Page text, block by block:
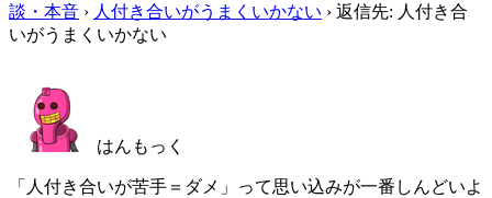
談・本音 › 人付き合いがうまくいかない › 返信先: 人付き合
いがうまくいかない
はんもっく
「人付き合いが苦手＝ダメ」って思い込みが一番しんどいよ